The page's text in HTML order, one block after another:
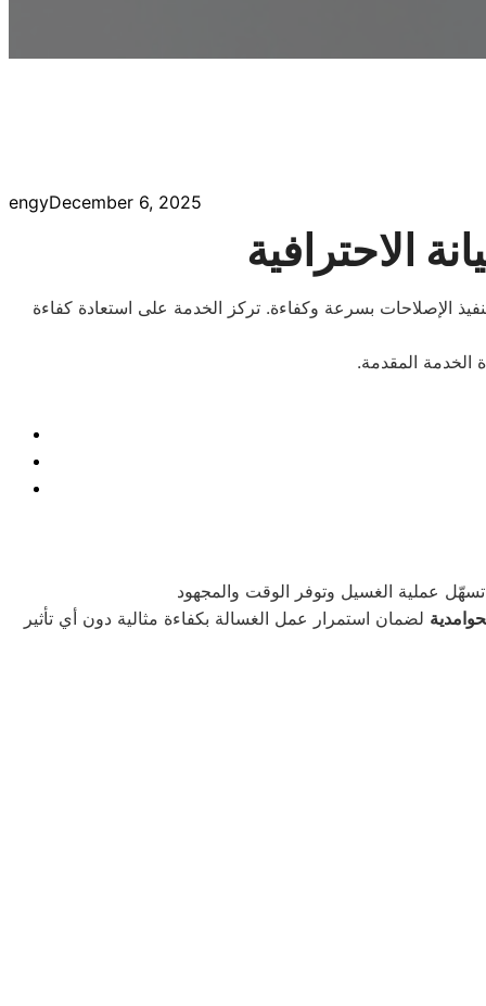
engyDecember 6, 2025
الاحترافية
الإصلاحات بسرعة وكفاءة. تركز الخدمة على استعادة كفاءة
الخدمة المقدمة.
لضمان استمرار عمل الغسالة بكفاءة مثالية دون أي تأثير